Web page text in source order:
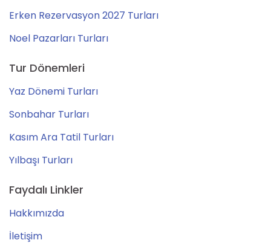
Erken Rezervasyon 2027 Turları
Noel Pazarları Turları
Tur Dönemleri
Yaz Dönemi Turları
Sonbahar Turları
Kasım Ara Tatil Turları
Yılbaşı Turları
Faydalı Linkler
Hakkımızda
İletişim